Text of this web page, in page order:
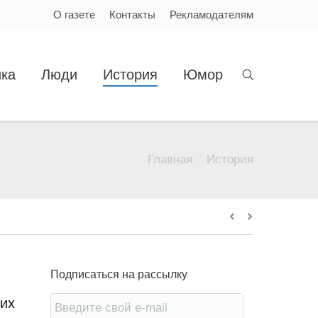
О газете Контакты Рекламодателям
Люди История Юмор
Главная История
Подписаться на рассылку